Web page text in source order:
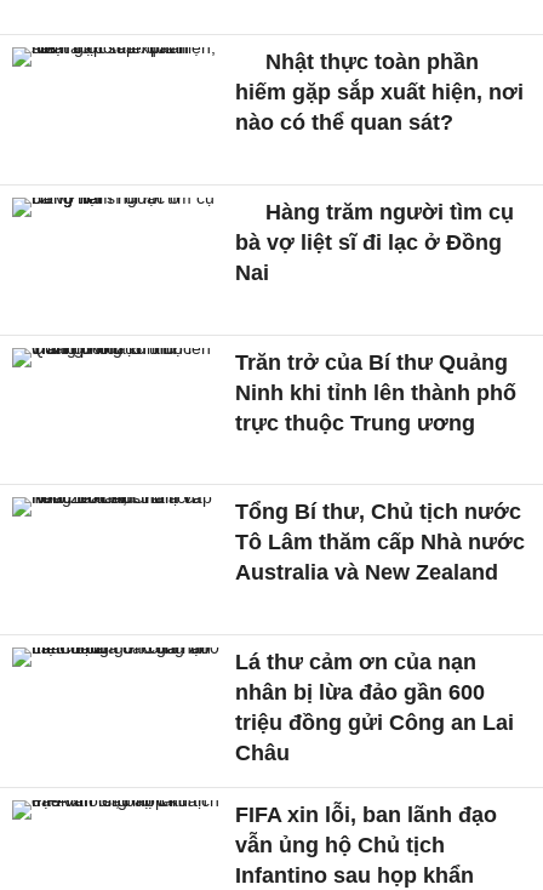
Nhật thực toàn phần
hiếm gặp sắp xuất hiện, nơi
nào có thể quan sát?
Hàng trăm người tìm cụ
bà vợ liệt sĩ đi lạc ở Đồng
Nai
Trăn trở của Bí thư Quảng
Ninh khi tỉnh lên thành phố
trực thuộc Trung ương
Tổng Bí thư, Chủ tịch nước
Tô Lâm thăm cấp Nhà nước
Australia và New Zealand
Lá thư cảm ơn của nạn
nhân bị lừa đảo gần 600
triệu đồng gửi Công an Lai
Châu
FIFA xin lỗi, ban lãnh đạo
vẫn ủng hộ Chủ tịch
Infantino sau họp khẩn